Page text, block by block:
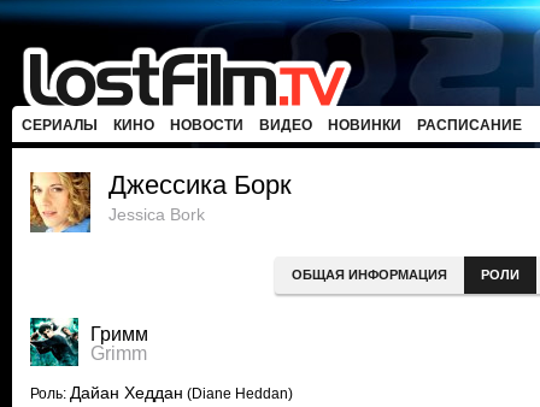
СЕРИАЛЫ КИНО НОВОСТИ ВИДЕО НОВИНКИ РАСПИСАНИЕ
Джессика Борк
Jessica Bork
ОБЩАЯ ИНФОРМАЦИЯ РОЛИ
Гримм
Grimm
Роль: Дайан Хеддан (Diane Heddan)